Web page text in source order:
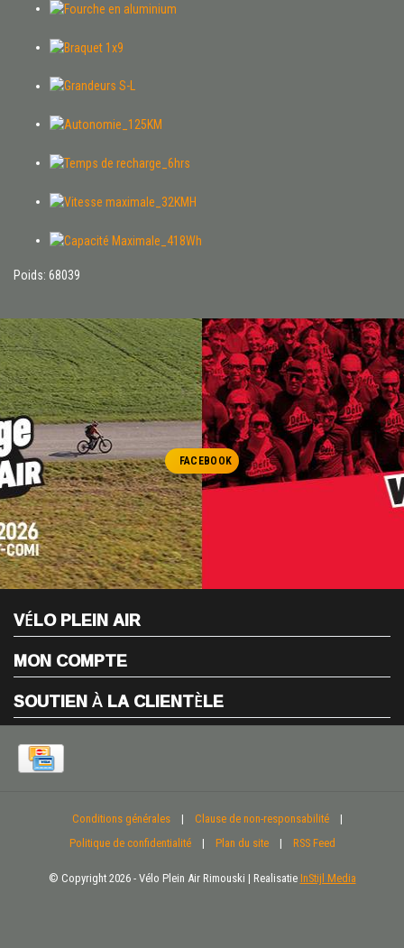
Poids: 68039
FACEBOOK
VÉLO PLEIN AIR
MON COMPTE
SOUTIEN À LA CLIENTÈLE
Conditions générales | Clause de non-responsabilité
|
Politique de confidentialité
| Plan du site | RSS Feed
© Copyright 2026 - Vélo Plein Air Rimouski | Realisatie InStijl Media